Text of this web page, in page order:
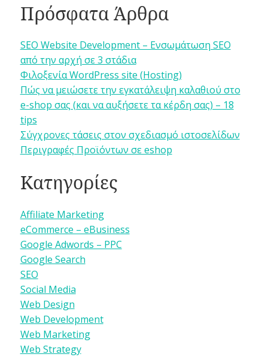
Πρόσφατα Άρθρα
SEO Website Development – Ενσωμάτωση SEO
από την αρχή σε 3 στάδια
Φιλοξενία WordPress site (Hosting)
Πώς να μειώσετε την εγκατάλειψη καλαθιού στο
e-shop σας (και να αυξήσετε τα κέρδη σας) – 18
tips
Σύγχρονες τάσεις στον σχεδιασμό ιστοσελίδων
Περιγραφές Προϊόντων σε eshop
Κατηγορίες
Affiliate Marketing
eCommerce – eBusiness
Google Adwords – PPC
Google Search
SEO
Social Media
Web Design
Web Development
Web Marketing
Web Strategy